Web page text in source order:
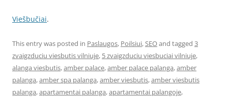
Viešbučiai.
This entry was posted in Paslaugos, Poilsiui,SEOand tagged 3
zvaigzduciu viesbutis vilniuje, 5 zvaigzduciu viesbuciai vilniuje,
alanga viesbutis,amber palace,amber palace palanga,amber
palanga,amber spa palanga,amber viesbutis,amber viesbutis
palanga,apartamentai palanga,apartamentai palangoje,